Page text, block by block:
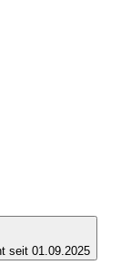
seit 01.09.2025